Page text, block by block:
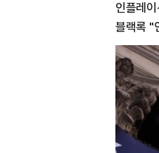
인플레
블랙록 "